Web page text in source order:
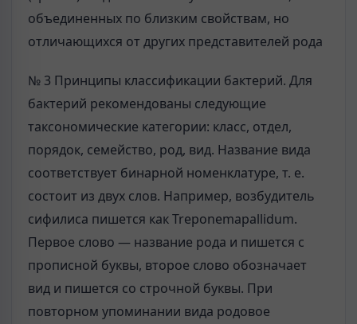
объединенных по близким свойствам, но
отличающихся от других представителей рода
№ 3 Принципы классификации бактерий. Для
бактерий рекомендованы следующие
таксономические категории: класс, отдел,
порядок, семейство, род, вид. Название вида
соответствует бинарной номенклатуре, т. е.
состоит из двух слов. Например, возбудитель
сифилиса пишется как Treponemapallidum.
Первое слово — название рода и пишется с
прописной буквы, второе слово обозначает
вид и пишется со строчной буквы. При
повторном упоминании вида родовое